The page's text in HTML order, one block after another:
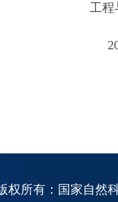
工程
权所有：国家自然